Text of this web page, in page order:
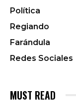
Política
Regiando
Farándula
Redes Sociales
MUST READ